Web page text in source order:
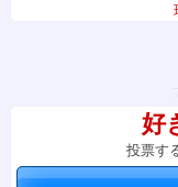
好
投票す